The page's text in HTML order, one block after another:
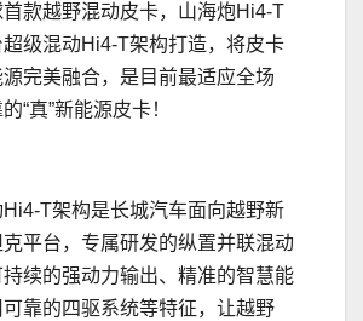
款越野混动皮卡，山海炮Hi4-T
级混动Hi4-T架构打造，将皮卡
完美融合，是目前最适应全场
“真”新能源皮卡！
T架构是长城汽车面向越野新
平台，专属研发的纵置并联混动
续的强动力输出、精准的智慧能
靠的四驱系统等特征，让越野